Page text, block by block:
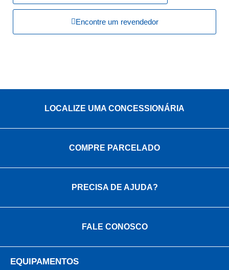
Encontre um revendedor
LOCALIZE UMA CONCESSIONÁRIA
COMPRE PARCELADO
PRECISA DE AJUDA?
FALE CONOSCO
EQUIPAMENTOS